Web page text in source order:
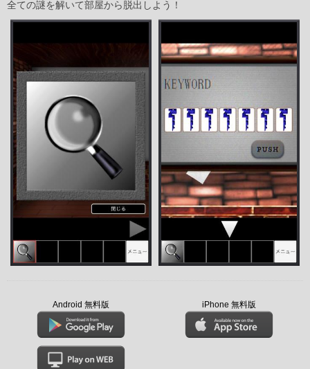
全ての謎を解いて部屋から脱出しよう！
Android 無料版 iPhone 無料版